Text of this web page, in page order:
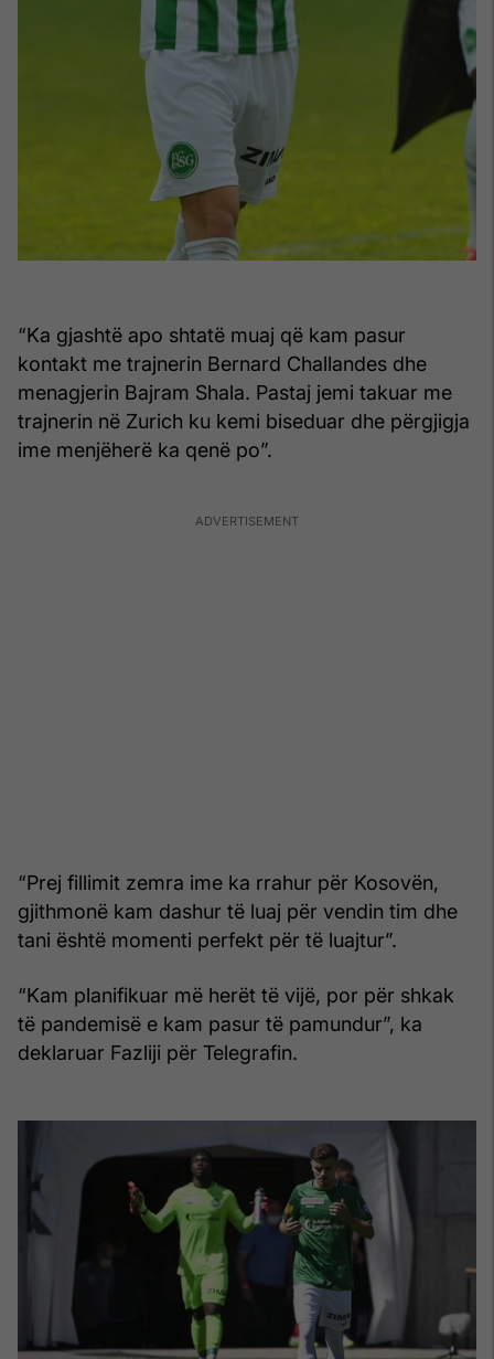
“Ka gjashtë apo shtatë muaj që kam pasur
kontakt me trajnerin Bernard Challandes dhe
menagjerin Bajram Shala. Pastaj jemi takuar me
trajnerin në Zurich ku kemi biseduar dhe përgjigja
ime menjëherë ka qenë po”.
“Prej fillimit zemra ime ka rrahur për Kosovën,
gjithmonë kam dashur të luaj për vendin tim dhe
tani është momenti perfekt për të luajtur”.
“Kam planifikuar më herët të vijë, por për shkak
të pandemisë e kam pasur të pamundur”, ka
deklaruar Fazliji për Telegrafin.